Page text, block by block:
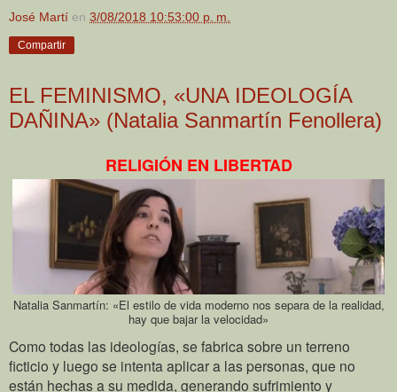
José Martí en 3/08/2018 10:53:00 p. m.
Compartir
EL FEMINISMO, «UNA IDEOLOGÍA
DAÑINA» (Natalia Sanmartín Fenollera)
RELIGIÓN EN LIBERTAD
Natalia Sanmartín: «El estilo de vida moderno nos separa de la realidad,
hay que bajar la velocidad»
Como todas las ideologías, se fabrica sobre un terreno
ficticio y luego se intenta aplicar a las personas, que no
están hechas a su medida, generando sufrimiento y